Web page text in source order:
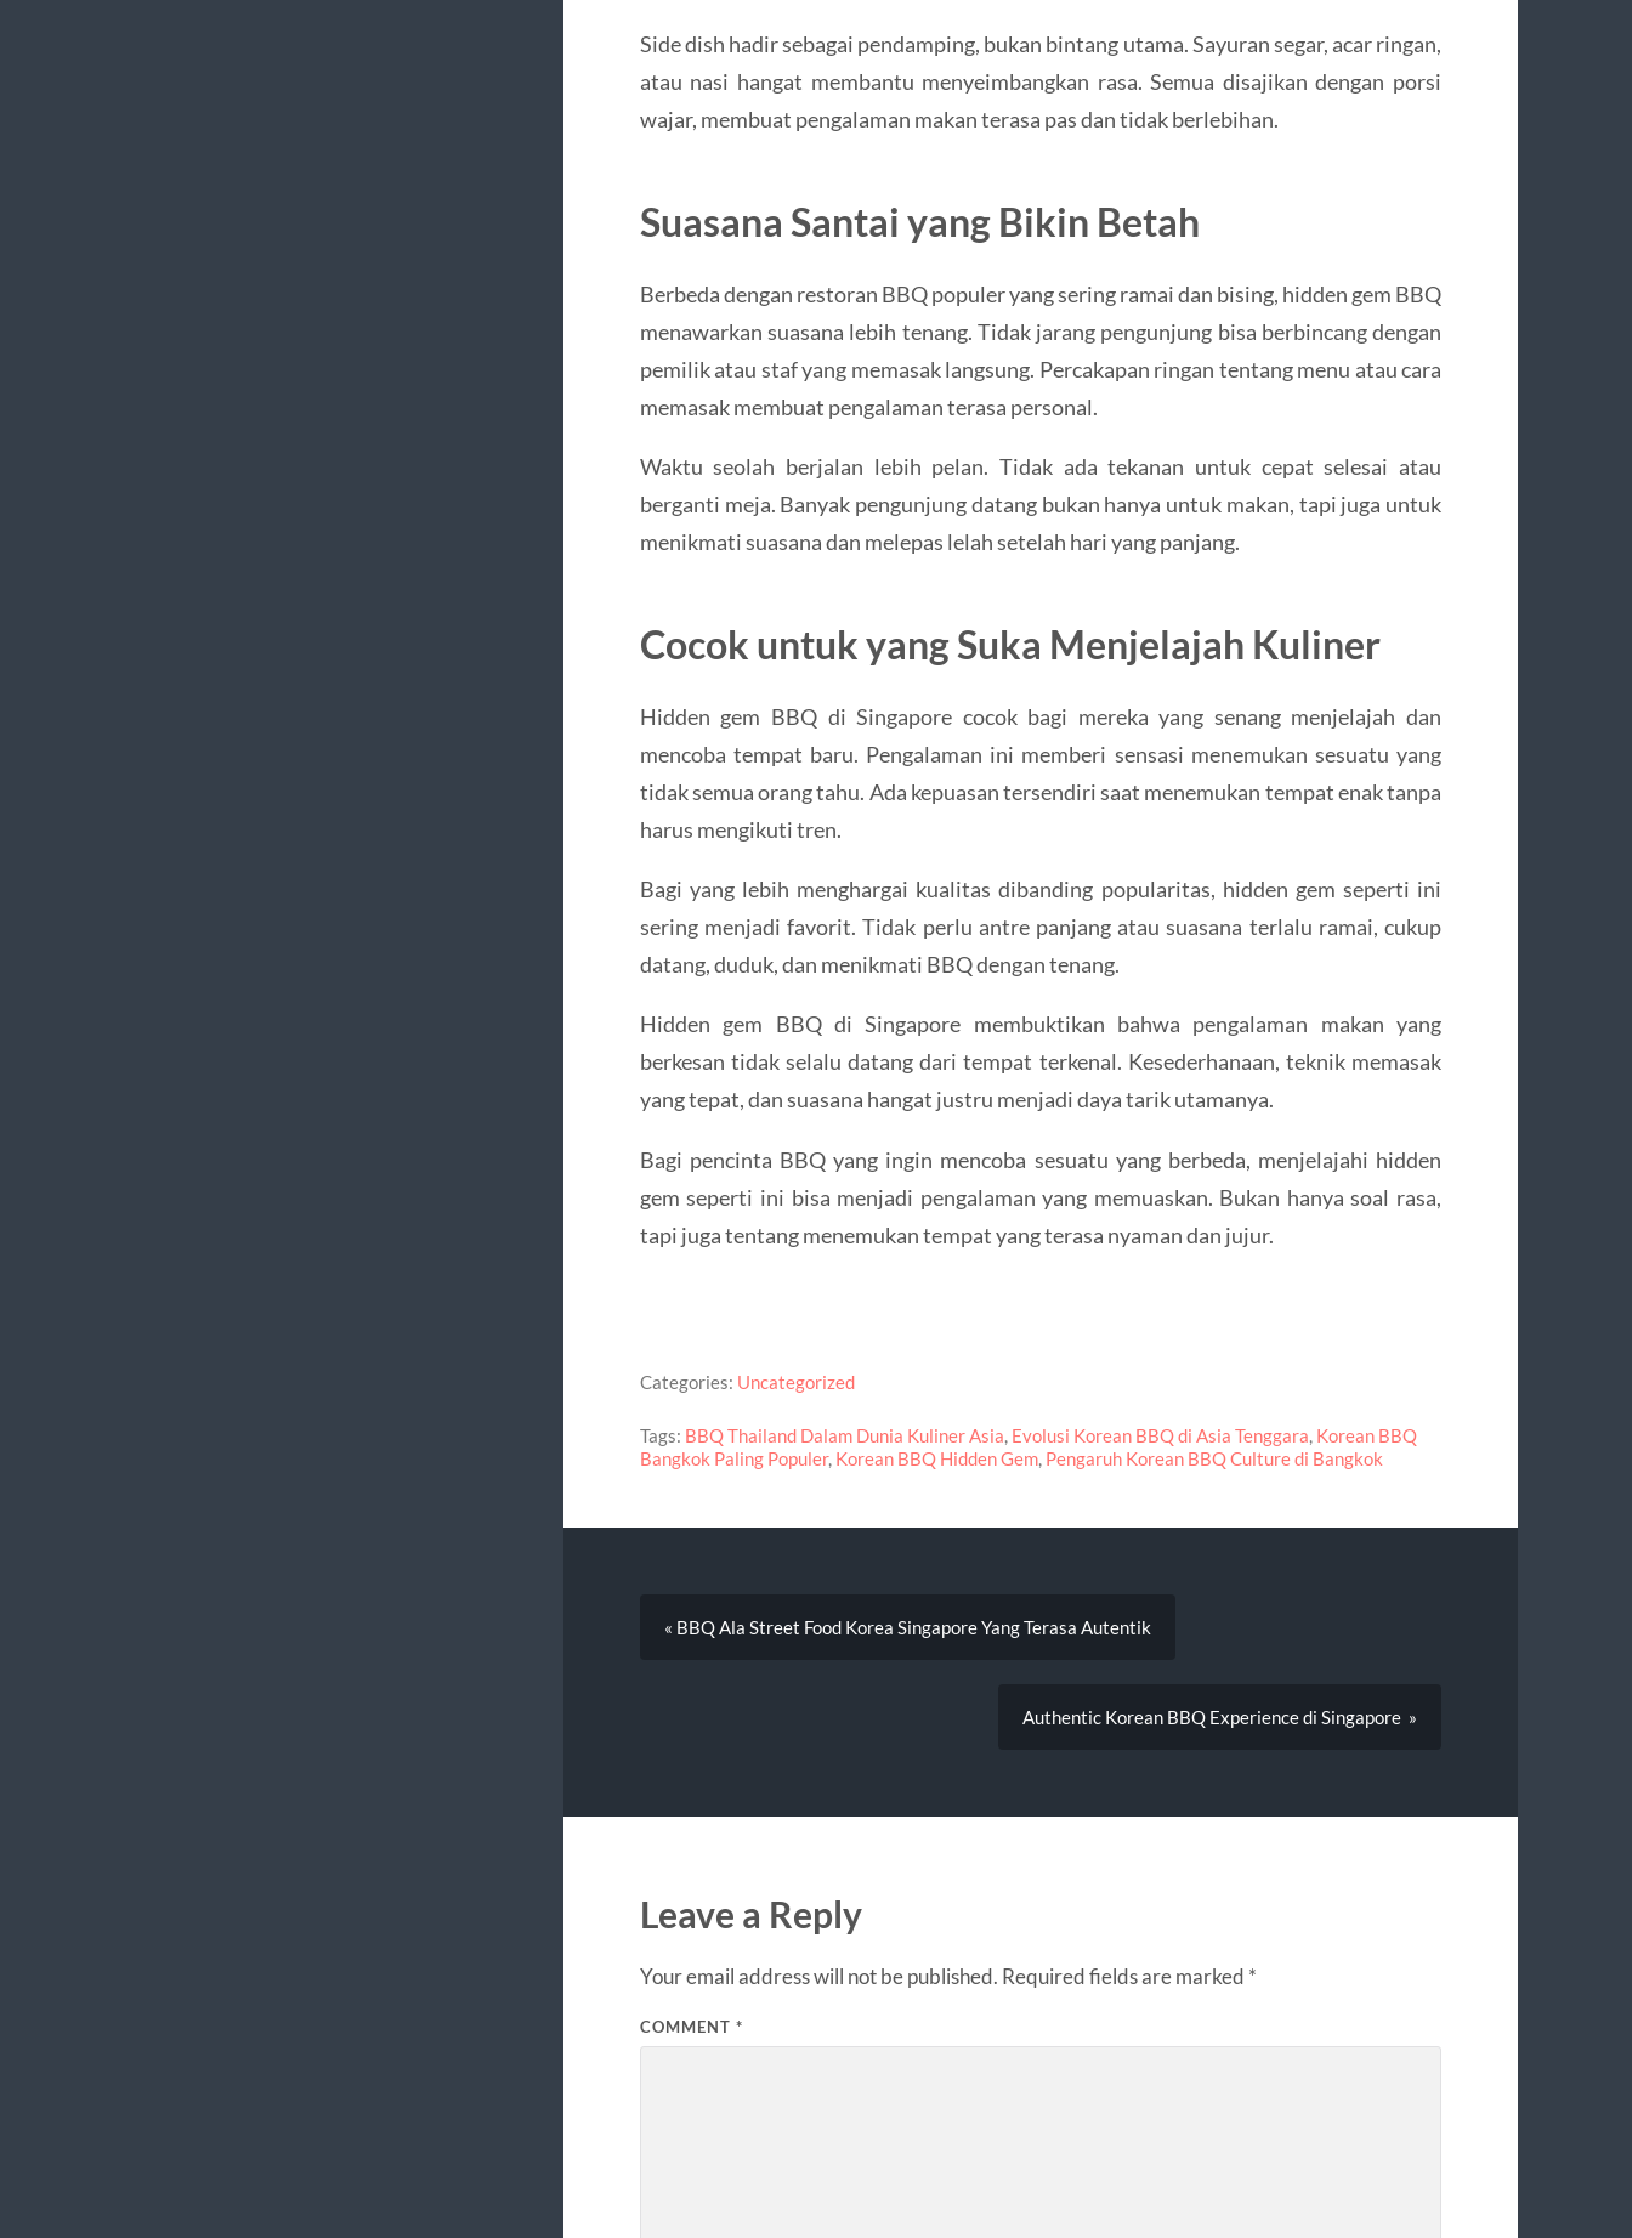
Side dish hadir sebagai pendamping, bukan bintang utama. Sayuran segar, acar ringan,
atau nasi hangat membantu menyeimbangkan rasa. Semua disajikan dengan porsi
wajar, membuat pengalaman makan terasa pas dan tidak berlebihan.
Suasana Santai yang Bikin Betah
Berbeda dengan restoran BBQ populer yang sering ramai dan bising, hidden gem BBQ
menawarkan suasana lebih tenang. Tidak jarang pengunjung bisa berbincang dengan
pemilik atau staf yang memasak langsung. Percakapan ringan tentang menu atau cara
memasak membuat pengalaman terasa personal.
Waktu seolah berjalan lebih pelan. Tidak ada tekanan untuk cepat selesai atau
berganti meja. Banyak pengunjung datang bukan hanya untuk makan, tapi juga untuk
menikmati suasana dan melepas lelah setelah hari yang panjang.
Cocok untuk yang Suka Menjelajah Kuliner
Hidden gem BBQ di Singapore cocok bagi mereka yang senang menjelajah dan
mencoba tempat baru. Pengalaman ini memberi sensasi menemukan sesuatu yang
tidak semua orang tahu. Ada kepuasan tersendiri saat menemukan tempat enak tanpa
harus mengikuti tren.
Bagi yang lebih menghargai kualitas dibanding popularitas, hidden gem seperti ini
sering menjadi favorit. Tidak perlu antre panjang atau suasana terlalu ramai, cukup
datang, duduk, dan menikmati BBQ dengan tenang.
Hidden gem BBQ di Singapore membuktikan bahwa pengalaman makan yang
berkesan tidak selalu datang dari tempat terkenal. Kesederhanaan, teknik memasak
yang tepat, dan suasana hangat justru menjadi daya tarik utamanya.
Bagi pencinta BBQ yang ingin mencoba sesuatu yang berbeda, menjelajahi hidden
gem seperti ini bisa menjadi pengalaman yang memuaskan. Bukan hanya soal rasa,
tapi juga tentang menemukan tempat yang terasa nyaman dan jujur.
Categories: Uncategorized
Tags: BBQ Thailand Dalam Dunia Kuliner Asia, Evolusi Korean BBQ di Asia Tenggara, Korean BBQ
Bangkok Paling Populer, Korean BBQ Hidden Gem, Pengaruh Korean BBQ Culture di Bangkok
« BBQ Ala Street Food Korea Singapore Yang Terasa Autentik
Authentic Korean BBQ Experience di Singapore »
Leave a Reply
Your email address will not be published. Required fields are marked *
COMMENT *